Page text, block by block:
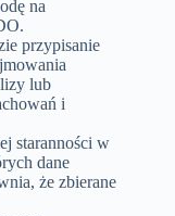
na
przypisanie
lub
i
staranności w
dane
że zbierane